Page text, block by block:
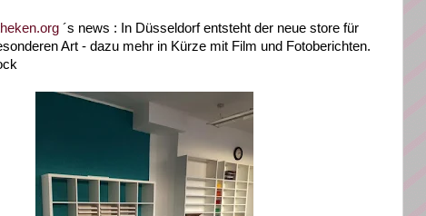
´s news : In Düsseldorf entsteht der neue store für
Art - dazu mehr in Kürze mit Film und Fotoberichten.